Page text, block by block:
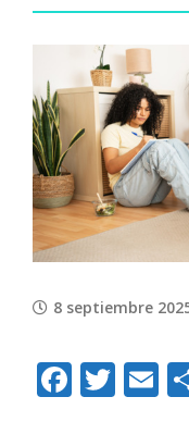
Larger
Image
8 septiembre